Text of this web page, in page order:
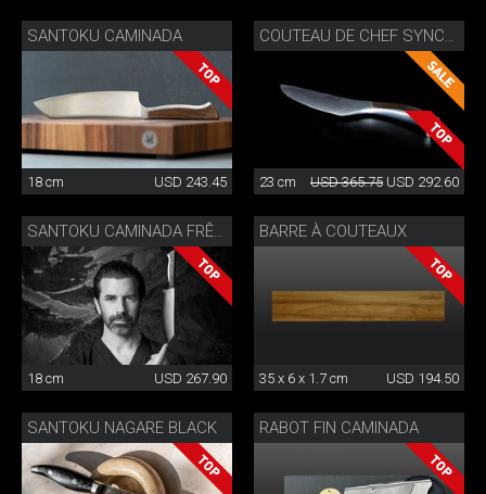
SANTOKU CAMINADA
18 cm USD 243.45 23 cm USD 365.75 USD 292.60
SANTOKU CAMINADA FRÊNE
18 cm USD 267.90
BARRE À COUTEAUX
35 x 6 x 1.7 cm USD 194.50
SANTOKU NAGARE BLACK RABOT FIN CAMINADA